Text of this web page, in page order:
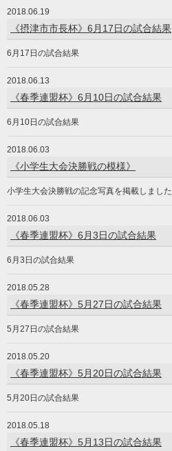
2018.06.19
《摂津市市長杯》6月17日の試合結果
6月17日の試合結果
2018.06.13
《春季連盟杯》6月10日の試合結果
6月10日の試合結果
2018.06.03
《小学生大会決勝戦の模様》
小学生大会決勝戦の記念写真を掲載しました
2018.06.03
《春季連盟杯》6月3日の試合結果
6月3日の試合結果
2018.05.28
《春季連盟杯》5月27日の試合結果
5月27日の試合結果
2018.05.20
《春季連盟杯》5月20日の試合結果
5月20日の試合結果
2018.05.18
《春季連盟杯》5月13日の試合結果